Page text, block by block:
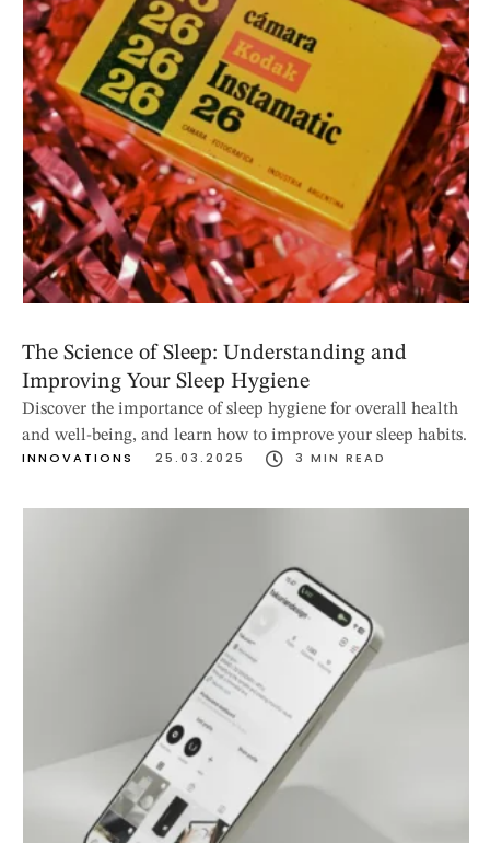
INNOVATIONS 25.03.2025 3 MIN READ
The Science of Sleep: Understanding and
Improving Your Sleep Hygiene
Discover the importance of sleep hygiene for overall health
and well-being, and learn how to improve your sleep habits.